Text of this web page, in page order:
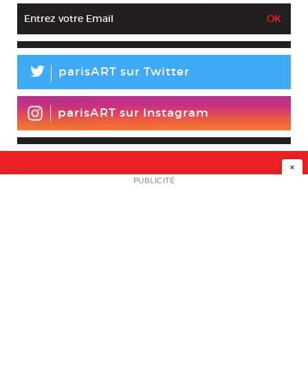
L parisART sur Twitter
parisART sur Instagram
NEWSLETTER
×
PUBLICITÉ